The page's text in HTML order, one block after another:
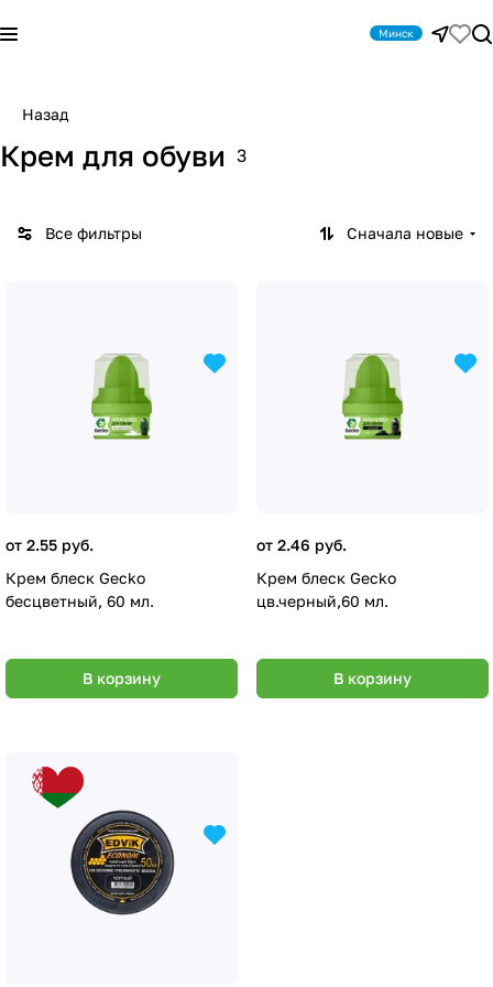
Минск
Назад
Крем для обуви 3
Все фильтры Сначала новые
от 2.55 руб.
Крем блеск Gecko
бесцветный, 60 мл.
В корзину
от 2.46 руб.
Крем блеск Gecko
цв.черный,60 мл.
В корзину